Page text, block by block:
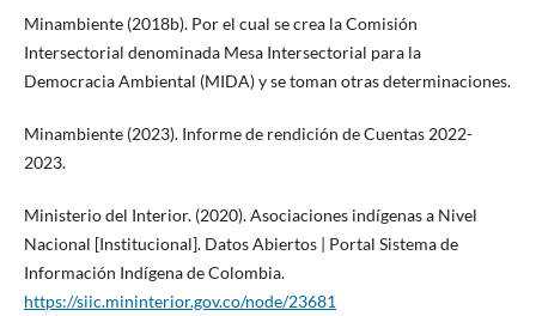
Minambiente (2018b). Por el cual se crea la Comisión
Intersectorial denominada Mesa Intersectorial para la
Democracia Ambiental (MIDA) y se toman otras determinaciones.
Minambiente (2023). Informe de rendición de Cuentas 2022-
2023.
Ministerio del Interior. (2020). Asociaciones indígenas a Nivel
Nacional [Institucional]. Datos Abiertos | Portal Sistema de
Información Indígena de Colombia.
https://siic.mininterior.gov.co/node/23681